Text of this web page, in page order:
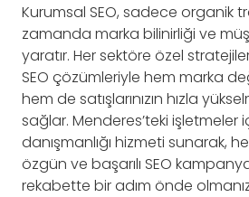
Kurumsal SEO, sadece organik
zamanda marka bilinirliği ve
yaratır. Her sektöre özel
SEO çözümleriyle hem marka
hem de satışlarınızın hızla
sağlar. Menderes’teki işletmeler
danışmanlığı hizmeti sunarak,
özgün ve başarılı SEO
rekabette bir adım önde